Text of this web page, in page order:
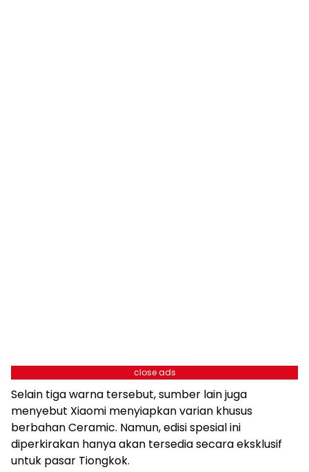
close ads
Selain tiga warna tersebut, sumber lain juga
menyebut Xiaomi menyiapkan varian khusus
berbahan Ceramic. Namun, edisi spesial ini
diperkirakan hanya akan tersedia secara eksklusif
untuk pasar Tiongkok.